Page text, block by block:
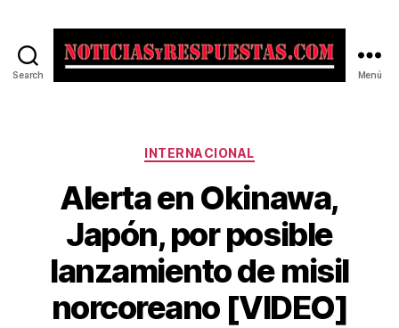
Search Menú
Categorías
INTERNACIONAL
Alerta en Okinawa,
Japón, por posible
lanzamiento de misil
norcoreano [VIDEO]